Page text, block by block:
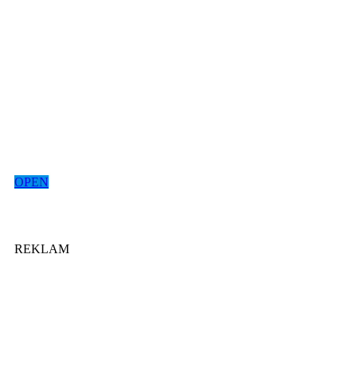
OPEN
REKLAM